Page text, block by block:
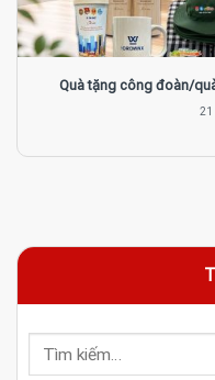
Quà tặng công đoàn/
21